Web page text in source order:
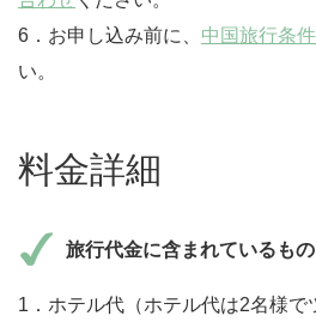
6．お申し込み前に、 中国旅行条
い。
料金詳細
旅行代金に含まれているもの
1．ホテル代（ホテル代は2名様